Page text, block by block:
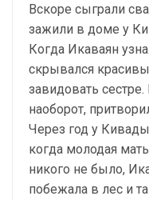
Вскоре сыграли
зажили в доме у
Когда Икаваян
скрывался
завидовать
наоборот,
Через год у
когда молодая
никого не было,
побежала в лес и